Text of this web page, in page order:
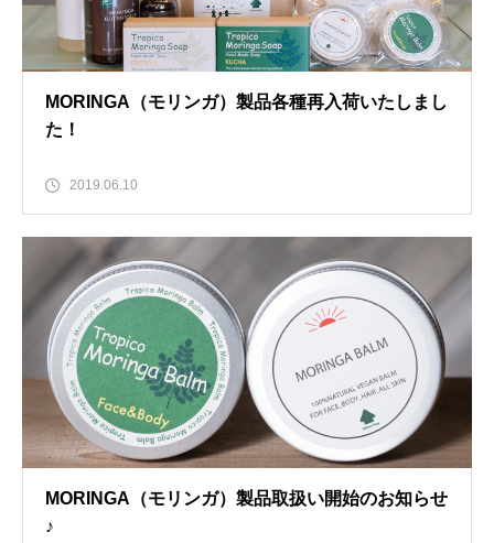
MORINGA（モリンガ）製品各種再入荷いたしまし
た！
2019.06.10
MORINGA（モリンガ）製品取扱い開始のお知らせ
♪